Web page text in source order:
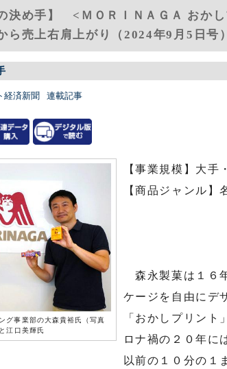
の決め手】 <ＭＯＲＩＮＡＧＡ おか
ら売上右肩上がり（2024年9月5日号）
経済新聞 連載記事
グ事業部の大森貴裕氏（写真
江口美輝氏
【事業規模】大手
【商品ジャンル】
森永製菓は１６
ケージを自由にデ
「おかしプリント
ロナ禍の２０年に
以前の１０分の１